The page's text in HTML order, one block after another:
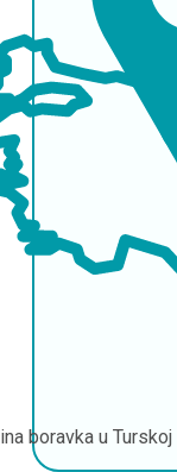
boravka u Turskoj